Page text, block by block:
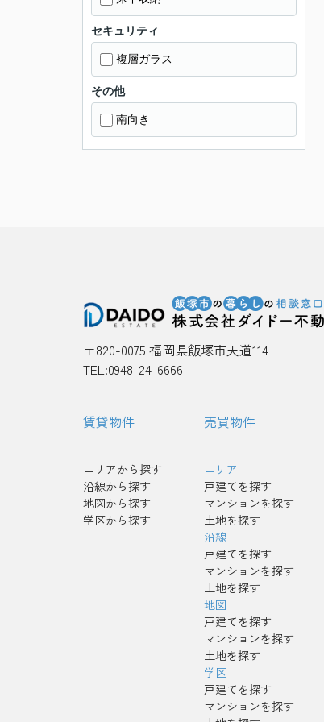
セキュリティ
複層ガラス
その他
南向き
〒820-0075 福岡県飯塚市天道114
TEL:0948-24-6666
賃貸物件
エリアから探す
沿線から探す
地図から探す
学区から探す
売買物件
エリア
戸建てを探す
マンションを探す
土地を探す
沿線
戸建てを探す
マンションを探す
土地を探す
地図
戸建てを探す
マンションを探す
土地を探す
学区
戸建てを探す
マンションを探す